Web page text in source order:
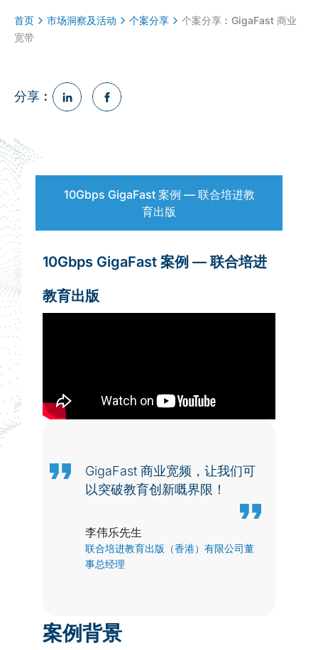
首页 市场洞察及活动 个案分享
个案分享︰GigaFast 商业
宽带
分享︰
10Gbps GigaFast 案例 — 联合培进教
育出版
10Gbps GigaFast 案例 — 联合培进
教育出版
GigaFast 商业宽频，让我们可
以突破教育创新嘅界限！
李伟乐先生
联合培进教育出版（香港）有限公司董
事总经理
案例背景